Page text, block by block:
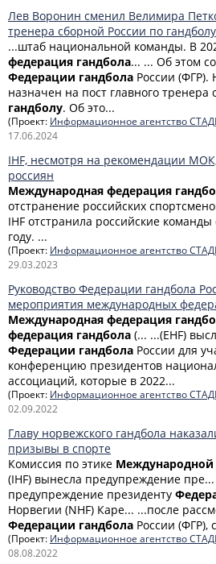
Лев Воронин сменил Велимира
тренера сборной России по гандболу
...штаб национальной команды. В
федерация гандбола... ... Об этом
Федерации гандбола России (ФГР).
назначен на пост главного тренера
гандболу. Об это...
(Проект: Информационное агентство
17.06.2024
IHF, несмотря на рекомендации
россиян
Международная федерация
отстранение российских
IHF отстранила российские
году. ...
(Проект: Информационное агентство
29.03.2023
Руководство Федерации гандбола
мероприятия международных
Международная федерация
федерация гандбола (... ...(EHF)
Федерации гандбола России для
конференцию президентов
ассоциаций, которые в 2022...
(Проект: Информационное агентство
02.09.2022
Главу норвежского гандбола
призывы в спорте
Комиссия по этике Международной
(IHF) вынесла предупреждение пре...
предупреждение президенту
Норвегии (NHF) Каре... ...после
Федерации гандбола России (ФГР),
(Проект: Информационное агентство
08.08.2022